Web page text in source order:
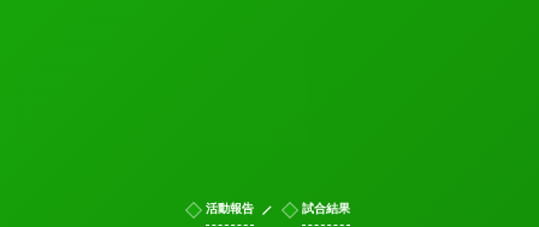
活動報告 試合結果